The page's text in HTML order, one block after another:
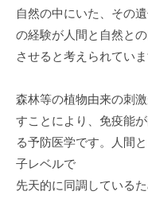
自然の中にいた、その
の経験が人間と自然と
させると考えられていま
森林等の植物由来の刺
すことにより、免疫能
る予防医学です。人間
子レベルで
先天的に同調している